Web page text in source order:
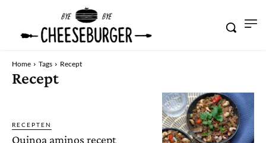
Home Tags Recept
Recept
RECEPTEN
Quinoa aminos recept